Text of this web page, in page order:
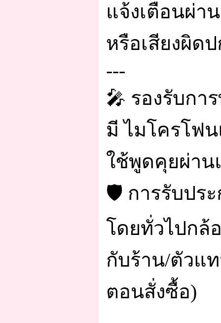
แจ้งเตือนผ่า
หรือเสียงผิด
---
🎤 รองรับกา
มี ไมโครโฟ
ใช้พูดคุยผ่าน
🛡️ การรับปร
โดยทั่วไปกล้
กับร้าน/ตัวแ
ตอนสั่งซื้อ)